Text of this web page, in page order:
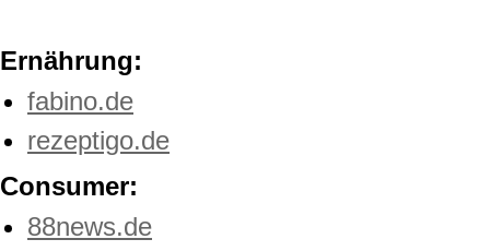
Ernährung:
fabino.de
rezeptigo.de
Consumer:
88news.de